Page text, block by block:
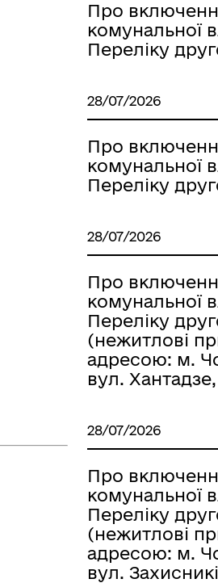
Про
комунальної
Переліку
28/07/2026
Про
комунальної
Переліку
28/07/2026
Про
комунальної
Переліку
(нежитлові
адресою: м.
вул.
28/07/2026
Про
комунальної
Переліку
(нежитлові
адресою: м.
вул.